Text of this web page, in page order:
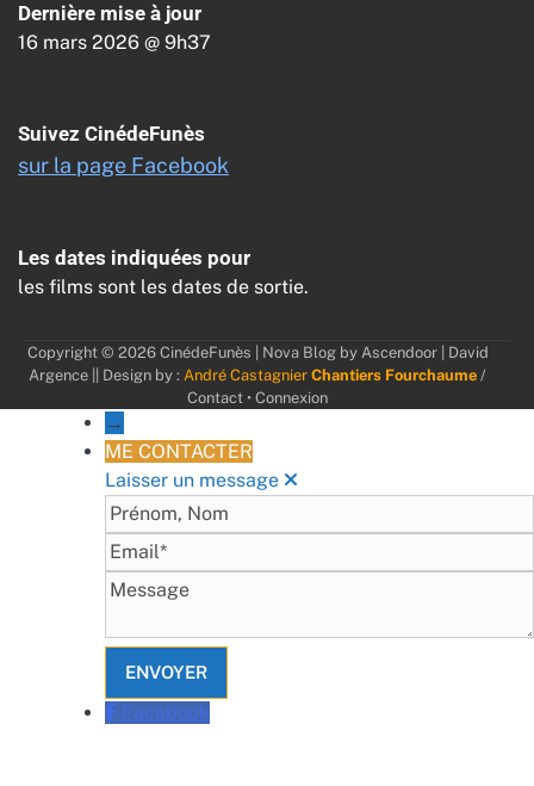
Dernière mise à jour
16 mars 2026 @ 9h37
Suivez CinédeFunès
sur la page Facebook
Les dates indiquées pour
les films sont les dates de sortie.
Copyright © 2026 CinédeFunès | Nova Blog by Ascendoor| David
Argence || Design by : André Castagnier Chantiers Fourchaume /
Contact • Connexion
→
ME CONTACTER
Laisser un message
Prénom, Nom
Email
Message
Facebook